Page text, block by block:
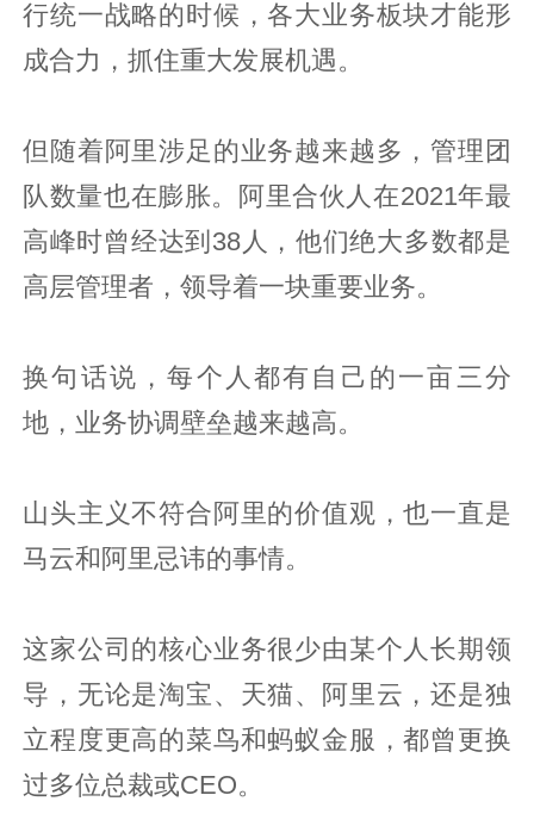
行统一战略的时候，各大业务板块才能形
成合力，抓住重大发展机遇。
但随着阿里涉足的业务越来越多，管理团
队数量也在膨胀。阿里合伙人在2021年最
高峰时曾经达到38人，他们绝大多数都是
高层管理者，领导着一块重要业务。
换句话说，每个人都有自己的一亩三分
地，业务协调壁垒越来越高。
山头主义不符合阿里的价值观，也一直是
马云和阿里忌讳的事情。
这家公司的核心业务很少由某个人长期领
导，无论是淘宝、天猫、阿里云，还是独
立程度更高的菜鸟和蚂蚁金服，都曾更换
过多位总裁或CEO。